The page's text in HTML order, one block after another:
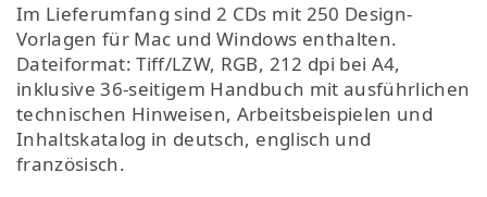
Im Lieferumfang sind 2 CDs mit 250 Design-
Vorlagen für Mac und Windows enthalten.
Dateiformat: Tiff/LZW, RGB, 212 dpi bei A4,
inklusive 36-seitigem Handbuch mit ausführlichen
technischen Hinweisen, Arbeitsbeispielen und
Inhaltskatalog in deutsch, englisch und
französisch.